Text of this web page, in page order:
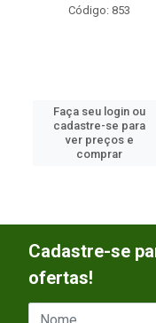
Código: 853
Faça seu login ou
cadastre-se para
ver preços e
comprar
Cadastre-se
ofertas!